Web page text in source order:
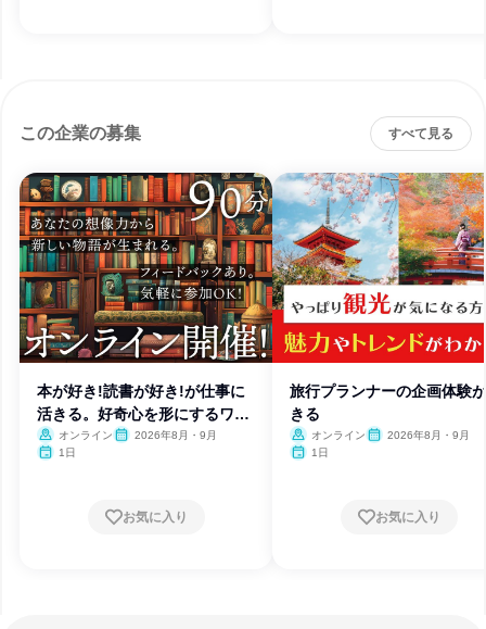
この企業の募集 すべて見る
本が好き!読書が好き!が仕事に
活きる。好奇心を形にするワー
ク
オンライン
2026年8月・9月
1日
お気に入り
旅行プランナーの企画体験
きる
オンライン
2026年8月・9月
1日
お気に入り